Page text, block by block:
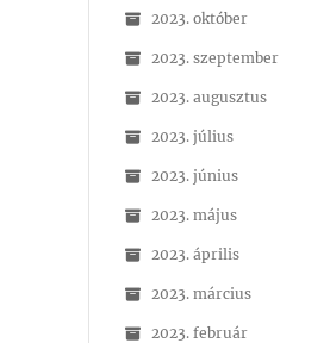
2023. október
2023. szeptember
2023. augusztus
2023. július
2023. június
2023. május
2023. április
2023. március
2023. február